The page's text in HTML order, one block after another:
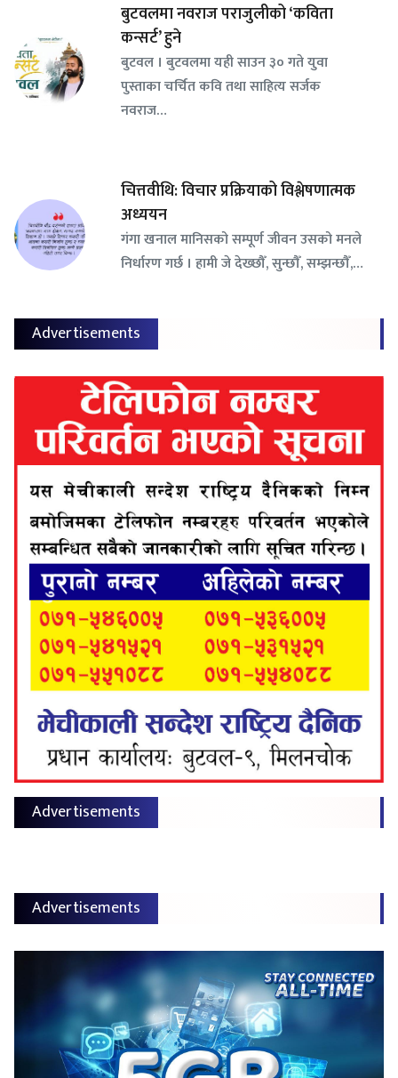
बुटवलमा नवराज पराजुलीको ‘कविता
कन्सर्ट’ हुने
बुटवल । बुटवलमा यही साउन ३० गते युवा
पुस्ताका चर्चित कवि तथा साहित्य सर्जक
नवराज…
चित्तवीथि: विचार प्रक्रियाको विश्लेषणात्मक
अध्ययन
गंगा खनाल मानिसको सम्पूर्ण जीवन उसको मनले
निर्धारण गर्छ । हामी जे देख्छौँ, सुन्छौँ, सम्झन्छौँ,…
Advertisements
Advertisements
Advertisements